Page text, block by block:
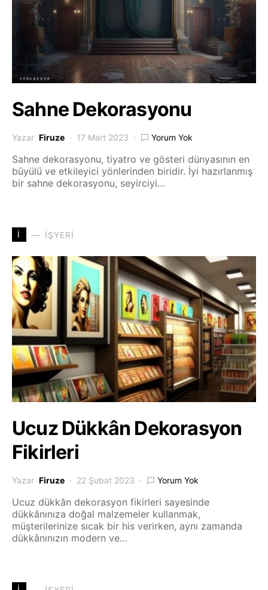
Sahne Dekorasyonu
Yazar Firuze 17 Mart 2023 Yorum Yok
Sahne dekorasyonu, tiyatro ve gösteri dünyasının en
büyülü ve etkileyici yönlerinden biridir. İyi hazırlanmış
bir sahne dekorasyonu, seyirciyi…
İ İŞYERI
Ucuz Dükkân Dekorasyon
Fikirleri
Yazar Firuze 22 Şubat 2023 Yorum Yok
Ucuz dükkân dekorasyon fikirleri sayesinde
dükkânınıza doğal malzemeler kullanmak,
müşterilerinize sıcak bir his verirken, aynı zamanda
dükkânınızın modern ve…